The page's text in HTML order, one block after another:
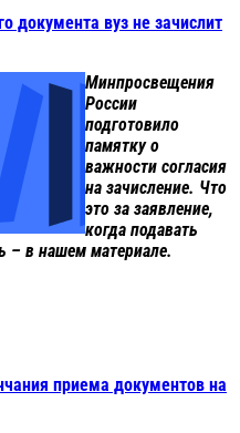
документа вуз не зачислит
Минпросвещения
России
подготовило
памятку о
важности согласия
на зачисление. Что
это за заявление,
когда подавать
– в нашем материале.
приема документов на